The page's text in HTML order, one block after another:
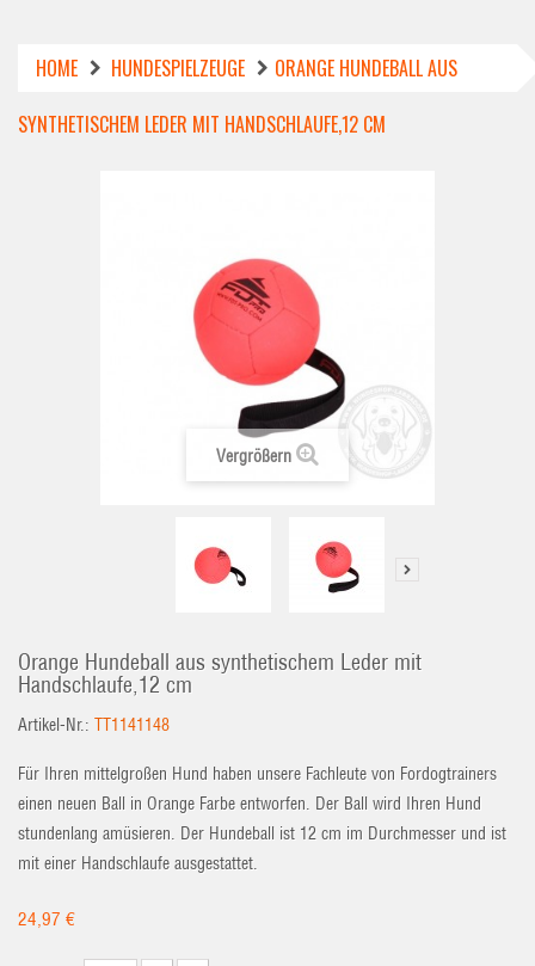
HOME HUNDESPIELZEUGE
ORANGE HUNDEBALL AUS
SYNTHETISCHEM LEDER MIT HANDSCHLAUFE,12 CM
Vergrößern
Orange Hundeball aus synthetischem Leder mit
Handschlaufe,12 cm
Artikel-Nr.: TT1141148
Für Ihren mittelgroßen Hund haben unsere Fachleute von Fordogtrainers
einen neuen Ball in Orange Farbe entworfen. Der Ball wird Ihren Hund
stundenlang amüsieren. Der Hundeball ist 12 cm im Durchmesser und ist
mit einer Handschlaufe ausgestattet.
24,97 €